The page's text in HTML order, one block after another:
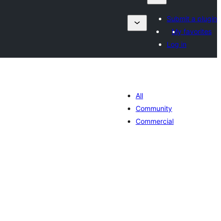
Submit a plugin
My favorites
Log in
All
Community
Commercial